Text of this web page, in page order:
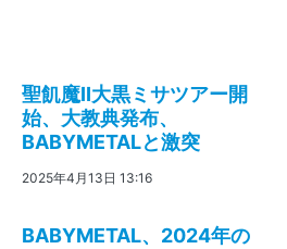
聖飢魔II大黒ミサツアー開
始、大教典発布、
BABYMETALと激突
2025年4月13日 13:16
BABYMETAL、2024年の